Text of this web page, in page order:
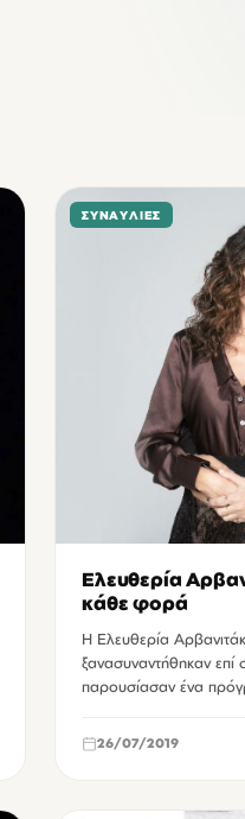
ΣΥΝΑΥΛΊΕΣ
Ελευθερία
κάθε φορά
Η Ελευθερία
ξανασυναντήθηκαν επί
παρουσίασαν ένα
26/07/2019